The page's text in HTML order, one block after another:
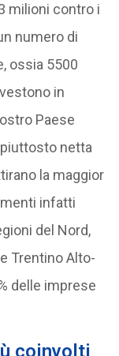
milioni contro i
numero di
ossia 5500
in
Paese
netta
la maggior
infatti
del Nord,
Trentino Alto-
delle imprese
coinvolti